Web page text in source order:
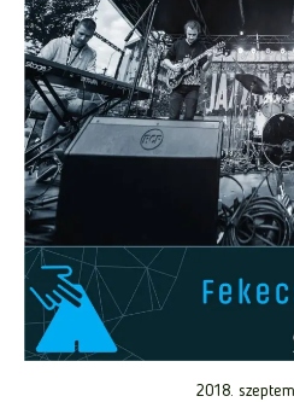
2018.